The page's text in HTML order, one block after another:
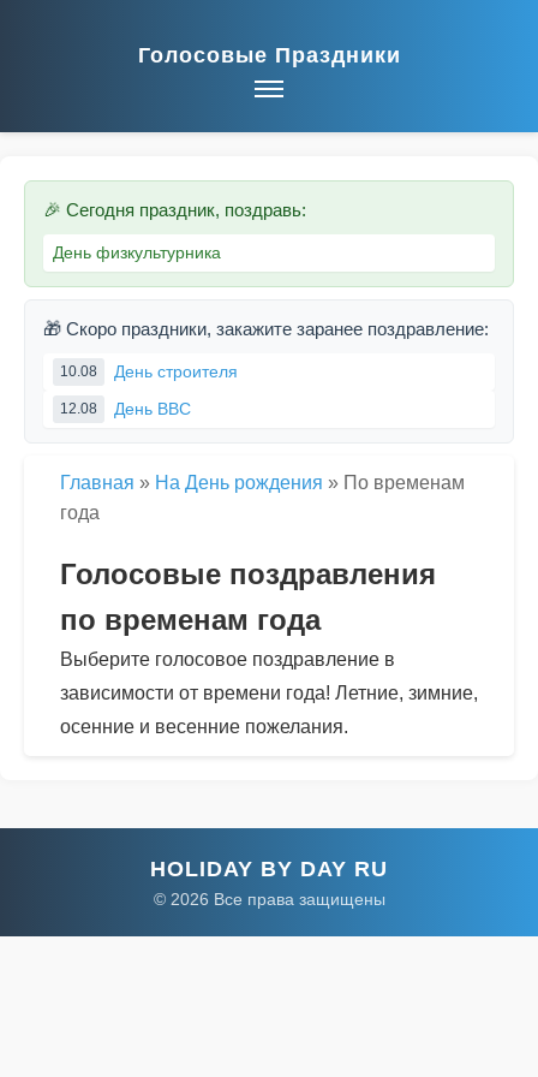
Голосовые Праздники
🎉 Сегодня праздник, поздравь:
День физкультурника
🎁 Скоро праздники, закажите заранее поздравление:
10.08 День строителя
12.08 День ВВС
Главная » На День рождения » По временам
года
Голосовые поздравления
по временам года
Выберите голосовое поздравление в
зависимости от времени года! Летние, зимние,
осенние и весенние пожелания.
HOLIDAY BY DAY RU
© 2026 Все права защищены